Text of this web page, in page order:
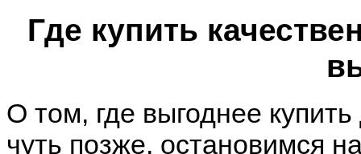
Где купить
О том, где выгоднее
чуть позже, остановимся